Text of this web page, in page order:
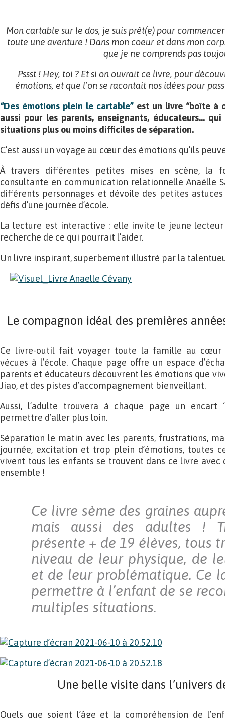
Mon cartable sur le dos, je suis prêt(e) pour
toute une aventure ! Dans mon coeur et dans mon
que je ne comprends pas
Pssst ! Hey, toi ? Et si on ouvrait ce livre, pour
émotions, et que l’on se racontait nos idées pour
“Des émotions plein le cartable” est un livre “boîte à
aussi pour les parents, enseignants, éducateurs…
situations plus ou moins difficiles de séparation.
C’est aussi un voyage au cœur des émotions qu’ils
À travers différentes petites mises en scène, la
consultante en communication relationnelle Anaëlle
différents personnages et dévoile des petites
défis d’une journée d’école.
La lecture est interactive : elle invite le jeune
recherche de ce qui pourrait l’aider.
Un livre inspirant, superbement illustré par la
Le compagnon idéal des premières
Ce livre-outil fait voyager toute la famille au cœur
vécues à l’école. Chaque page offre un espace
parents et éducateurs découvrent les émotions que
Jiao, et des pistes d’accompagnement bienveillant.
Aussi, l’adulte trouvera à chaque page un encart
permettre d’aller plus loin.
Séparation le matin avec les parents, frustrations,
journée, excitation et trop plein d’émotions, toutes
vivent tous les enfants se trouvent dans ce livre avec
ensemble !
Ce livre sème des graines
mais aussi des adultes !
présente + de 19 élèves, tous
niveau de leur physique, de
et de leur problématique. Ce
permettre à l’enfant de se
multiples situations.
Une belle visite dans l’univers
Quels que soient l’âge et la compréhension de